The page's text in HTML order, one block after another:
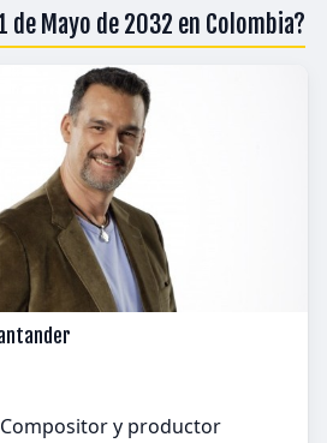
de Mayo de 2032 en Colombia?
y productor